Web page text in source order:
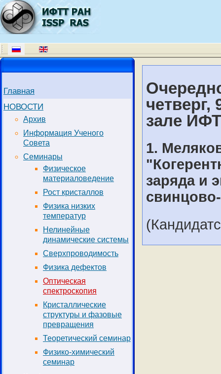
Главная
НОВОСТИ
Архив
Информация Ученого
Совета
Семинары
Физическое
материаловедение
Рост кристаллов
Физика низких
температур
Нелинейные
динамические системы
Сверхпроводимость
Физика дефектов
Оптическая
спектроскопия
Кристаллические
структуры и фазовые
превращения
Теоретический семинар
Физико-химический
семинар
зале
1.
заряда и